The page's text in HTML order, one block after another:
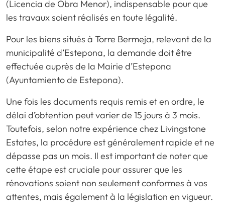
(Licencia de Obra Menor), indispensable pour que
les travaux soient réalisés en toute légalité.
Pour les biens situés à Torre Bermeja, relevant de la
municipalité d’Estepona, la demande doit être
effectuée auprès de la Mairie d’Estepona
(Ayuntamiento de Estepona).
Une fois les documents requis remis et en ordre, le
délai d’obtention peut varier de 15 jours à 3 mois.
Toutefois, selon notre expérience chez Livingstone
Estates, la procédure est généralement rapide et ne
dépasse pas un mois. Il est important de noter que
cette étape est cruciale pour assurer que les
rénovations soient non seulement conformes à vos
attentes, mais également à la législation en vigueur.